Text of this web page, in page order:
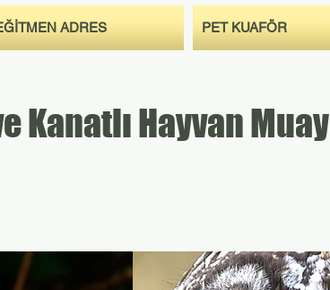
ADRES PET KUAFÖR
Kanatlı Hayvan